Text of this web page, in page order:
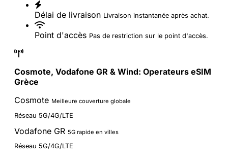
Délai de livraison Livraison instantanée après achat.
Point d'accès Pas de restriction sur le point d'accès.
Cosmote, Vodafone GR & Wind: Operateurs eSIM
Grèce
Cosmote Meilleure couverture globale
Réseau 5G/4G/LTE
Vodafone GR 5G rapide en villes
Réseau 5G/4G/LTE